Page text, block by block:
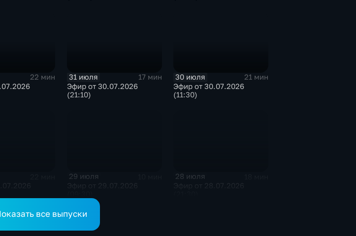
22 мин
31 июля
17 мин
Эфир от 30.07.2026
(21:10)
30 июля
21 мин
Эфир от 30.07.2026
(11:30)
29 июля 28 июля
все выпуски